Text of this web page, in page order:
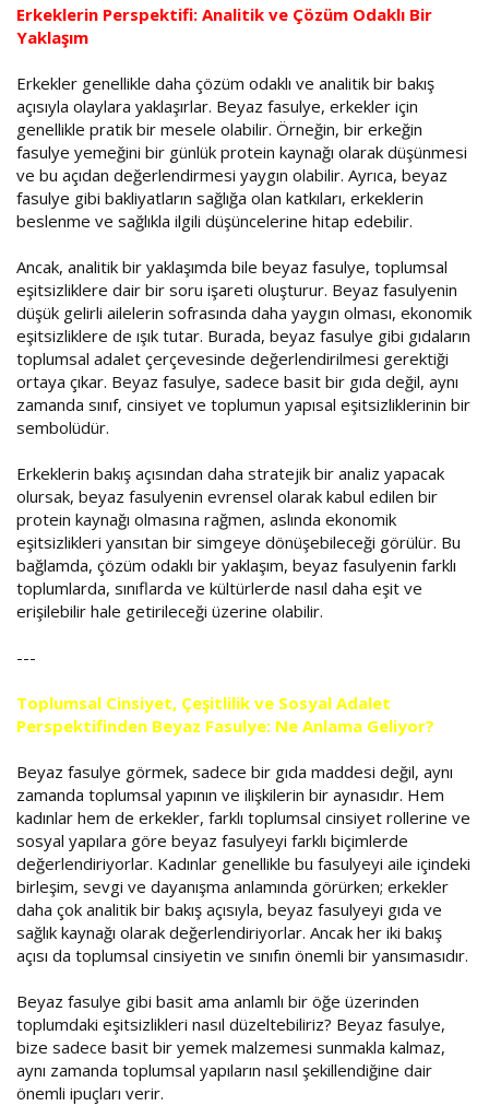
Erkeklerin Perspektifi: Analitik ve Çözüm Odaklı Bir
Yaklaşım
Erkekler genellikle daha çözüm odaklı ve analitik bir bakış
açısıyla olaylara yaklaşırlar. Beyaz fasulye, erkekler için
genellikle pratik bir mesele olabilir. Örneğin, bir erkeğin
fasulye yemeğini bir günlük protein kaynağı olarak düşünmesi
ve bu açıdan değerlendirmesi yaygın olabilir. Ayrıca, beyaz
fasulye gibi bakliyatların sağlığa olan katkıları, erkeklerin
beslenme ve sağlıkla ilgili düşüncelerine hitap edebilir.
Ancak, analitik bir yaklaşımda bile beyaz fasulye, toplumsal
eşitsizliklere dair bir soru işareti oluşturur. Beyaz fasulyenin
düşük gelirli ailelerin sofrasında daha yaygın olması, ekonomik
eşitsizliklere de ışık tutar. Burada, beyaz fasulye gibi gıdaların
toplumsal adalet çerçevesinde değerlendirilmesi gerektiği
ortaya çıkar. Beyaz fasulye, sadece basit bir gıda değil, aynı
zamanda sınıf, cinsiyet ve toplumun yapısal eşitsizliklerinin bir
sembolüdür.
Erkeklerin bakış açısından daha stratejik bir analiz yapacak
olursak, beyaz fasulyenin evrensel olarak kabul edilen bir
protein kaynağı olmasına rağmen, aslında ekonomik
eşitsizlikleri yansıtan bir simgeye dönüşebileceği görülür. Bu
bağlamda, çözüm odaklı bir yaklaşım, beyaz fasulyenin farklı
toplumlarda, sınıflarda ve kültürlerde nasıl daha eşit ve
erişilebilir hale getirileceği üzerine olabilir.
---
Toplumsal Cinsiyet, Çeşitlilik ve Sosyal Adalet
Perspektifinden Beyaz Fasulye: Ne Anlama Geliyor?
Beyaz fasulye görmek, sadece bir gıda maddesi değil, aynı
zamanda toplumsal yapının ve ilişkilerin bir aynasıdır. Hem
kadınlar hem de erkekler, farklı toplumsal cinsiyet rollerine ve
sosyal yapılara göre beyaz fasulyeyi farklı biçimlerde
değerlendiriyorlar. Kadınlar genellikle bu fasulyeyi aile içindeki
birleşim, sevgi ve dayanışma anlamında görürken; erkekler
daha çok analitik bir bakış açısıyla, beyaz fasulyeyi gıda ve
sağlık kaynağı olarak değerlendiriyorlar. Ancak her iki bakış
açısı da toplumsal cinsiyetin ve sınıfın önemli bir yansımasıdır.
Beyaz fasulye gibi basit ama anlamlı bir öğe üzerinden
toplumdaki eşitsizlikleri nasıl düzeltebiliriz? Beyaz fasulye,
bize sadece basit bir yemek malzemesi sunmakla kalmaz,
aynı zamanda toplumsal yapıların nasıl şekillendiğine dair
önemli ipuçları verir.